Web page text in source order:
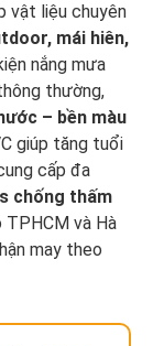
vật liệu chuyên
mái hiên,
nắng mưa
thường,
– bền màu
giúp tăng tuổi
cấp đa
chống thấm
TPHCM và Hà
may theo